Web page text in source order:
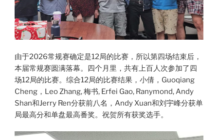
由于2026常规赛确定是12局的比赛，所以第四场结束后，
本届常规赛圆满落幕。四个月里，共有上百人次参加了四
场12局的比赛。综合12局的比赛结果，小倩，Guoqiang
Cheng，Leo Zhang, 梅书, Erfei Gao, Ranymond, Andy
Shan和Jerry Ren分获前八名，Andy Xuan和刘宇峰分获单
局最高分和单盘最高番奖。祝贺所有获奖选手。